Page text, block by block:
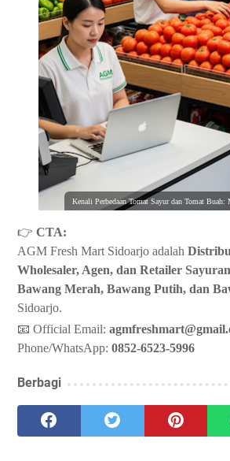
Kenali Perbedaan Tomat Sayur dan Tomat Buah:
👉 CTA:
AGM Fresh Mart Sidoarjo adalah
Wholesaler, Agen, dan Retailer
Bawang Merah, Bawang Putih, dan
Sidoarjo.
📧 Official Email:
Phone/WhatsApp: 0852-6523-5996
Berbagi